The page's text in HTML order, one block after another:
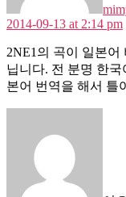
2014-09-13 at 2:14 pm
2NE1의 곡이 일본
닙니다. 전 분명 한국
본어 번역을 해서